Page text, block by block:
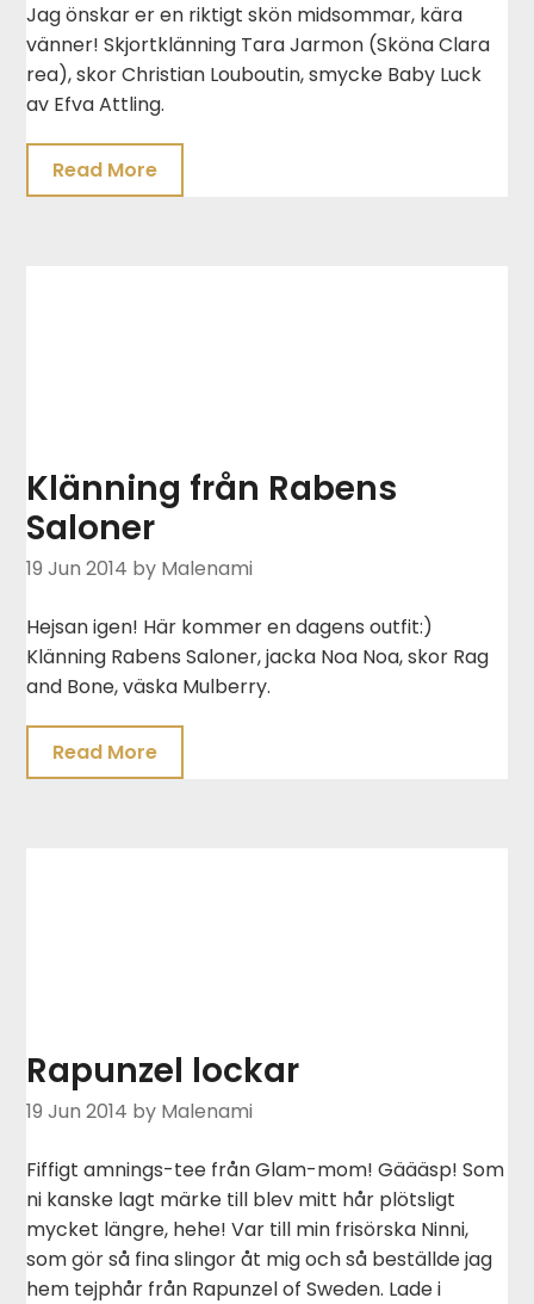
Jag önskar er en riktigt skön midsommar, kära
vänner! Skjortklänning Tara Jarmon (Sköna Clara
rea), skor Christian Louboutin, smycke Baby Luck
av Efva Attling.
Read More
Klänning från Rabens
Saloner
19 Jun 2014 by Malenami
Hejsan igen! Här kommer en dagens outfit:)
Klänning Rabens Saloner, jacka Noa Noa, skor Rag
and Bone, väska Mulberry.
Read More
Rapunzel lockar
19 Jun 2014 by Malenami
Fiffigt amnings-tee från Glam-mom! Gäääsp! Som
ni kanske lagt märke till blev mitt hår plötsligt
mycket längre, hehe! Var till min frisörska Ninni,
som gör så fina slingor åt mig och så beställde jag
hem tejphår från Rapunzel of Sweden. Lade i